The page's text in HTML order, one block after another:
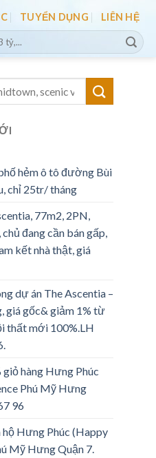
TUYỂN DỤNG LIÊN HỆ
hẻm ô tô đường Bùi
chỉ 25tr/ tháng
77m2, 2PN,
đang cần bán gấp,
kết nhà thật, giá
dự án The Ascentia –
giá gốc& giảm 1% từ
thất mới 100%.LH
giỏ hàng Hưng Phúc
Phú Mỹ Hưng
96
hộ Hưng Phúc (Happy
Mỹ Hưng Quận 7.